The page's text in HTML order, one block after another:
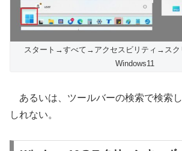
スタート→すべて→アクセスビリティ→スク
Windows11
あるいは、ツールバーの検索で検索
しれない。